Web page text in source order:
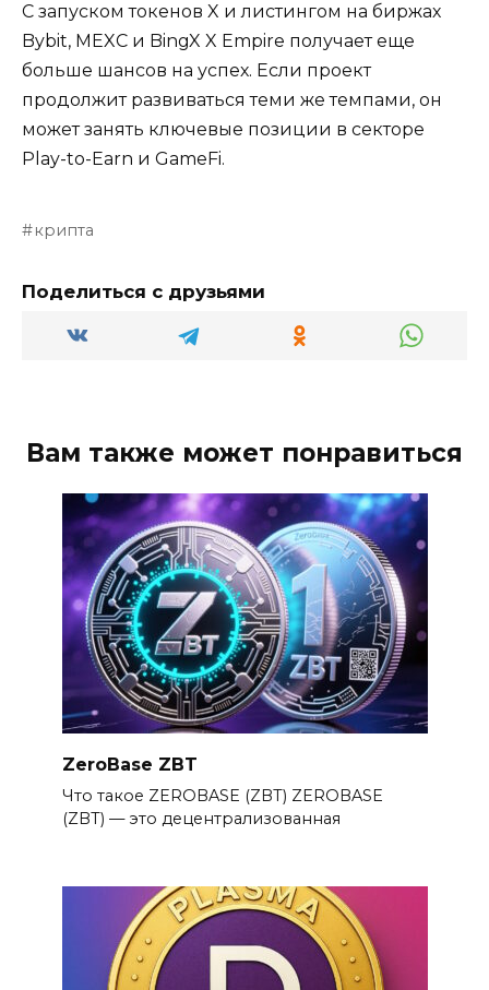
С запуском токенов X и листингом на биржах
Bybit, MEXC и BingX X Empire получает еще
больше шансов на успех. Если проект
продолжит развиваться теми же темпами, он
может занять ключевые позиции в секторе
Play-to-Earn и GameFi.
крипта
Поделиться с друзьями
Вам также может понравиться
ZeroBase ZBT
Что такое ZEROBASE (ZBT) ZEROBASE
(ZBT) — это децентрализованная